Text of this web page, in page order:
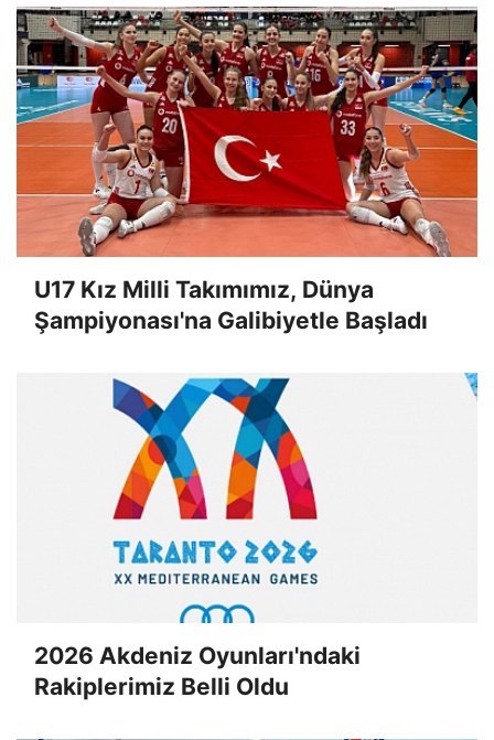
U17 Kız Milli Takımımız, Dünya
Şampiyonası'na Galibiyetle Başladı
2026 Akdeniz Oyunları'ndaki
Rakiplerimiz Belli Oldu